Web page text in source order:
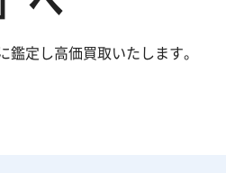
定し高価買取いたします。